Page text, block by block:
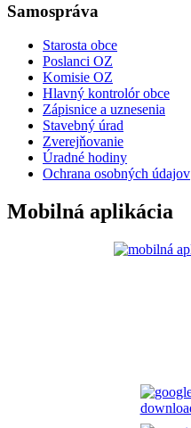
Samospráva
Starosta obce
Poslanci OZ
Komisie OZ
Hlavný kontrolór obce
Zápisnice a uznesenia
Stavebný úrad
Zverejňovanie
Úradné hodiny
Ochrana osobných údajov
Mobilná aplikácia